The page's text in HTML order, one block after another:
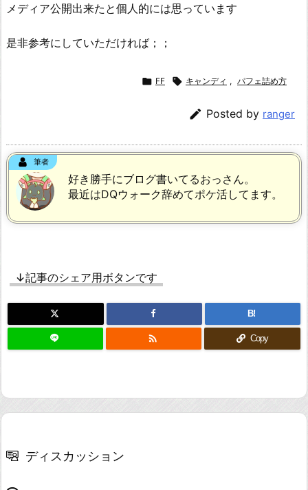
メディア公開出来たと個人的には思っています
是非参考にしていただければ；；
 FF  キャンディ , パフェ詰め方
 Posted by ranger
筆者
好き勝手にブログ書いてるおっさん。
最近はDQウォーク辞めてポケ活してます。
↓記事のシェア用ボタンです
B!
 Copy
ディスカッション